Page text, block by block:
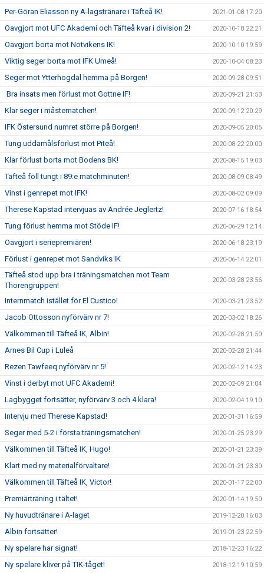
Per-Göran Eliasson ny A-lagstränare i Täfteå IK! 2021-01-08 17:20
Oavgjort mot UFC Akademi och Täfteå kvar i division 2! 2020-10-18 22:21
Oavgjort borta mot Notvikens IK! 2020-10-10 19:59
Viktig seger borta mot IFK Umeå! 2020-10-04 08:23
Seger mot Ytterhogdal hemma på Borgen! 2020-09-28 09:51
Bra insats men förlust mot Gottne IF! 2020-09-21 21:53
Klar seger i måstematchen! 2020-09-12 20:29
IFK Östersund numret större på Borgen! 2020-09-05 20:05
Tung uddamålsförlust mot Piteå! 2020-08-22 20:00
Klar förlust borta mot Bodens BK! 2020-08-15 19:03
Täfteå föll tungt i 89:e matchminuten! 2020-08-09 08:49
Vinst i genrepet mot IFK! 2020-08-02 09:09
Therese Kapstad intervjuas av Andrée Jeglertz! 2020-07-16 18:54
Tung förlust hemma mot Stöde IF! 2020-06-29 12:14
Oavgjort i seriepremiären! 2020-06-18 23:19
Förlust i genrepet mot Sandviks IK 2020-06-14 22:01
Täfteå stod upp bra i träningsmatchen mot Team
Thorengruppen!
2020-03-28 23:56
Internmatch istället för El Custico! 2020-03-21 23:52
Jacob Ottosson nyförvärv nr 7! 2020-03-02 18:26
Välkommen till Täfteå IK, Albin! 2020-02-28 21:50
Arnes Bil Cup i Luleå 2020-02-28 21:44
Rezen Tawfeeq nyförvärv nr 5! 2020-02-12 14:23
Vinst i derbyt mot UFC Akademi! 2020-02-09 21:04
Lagbygget fortsätter, nyförvärv 3 och 4 klara! 2020-02-04 19:10
Intervju med Therese Kapstad! 2020-01-31 16:59
Seger med 5-2 i första träningsmatchen! 2020-01-25 23:29
Välkommen till Täfteå IK, Hugo! 2020-01-21 23:39
Klart med ny materialförvaltare! 2020-01-21 23:30
Välkommen till Täfteå IK, Victor! 2020-01-17 22:00
Premiärträning i tältet! 2020-01-14 19:50
Ny huvudtränare i A-laget 2019-12-20 16:03
Albin fortsätter! 2019-01-23 22:59
Ny spelare har signat! 2018-12-23 16:22
Ny spelare kliver på TIK-tåget! 2018-12-19 10:59